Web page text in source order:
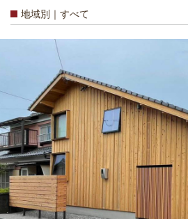
地域別｜すべて